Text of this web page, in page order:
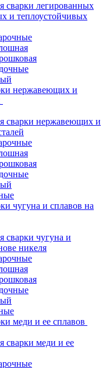
сварки легированных
и теплоустойчивых
нержавеющих и
сварки нержавеющих и
чугуна и сплавов на
сварки чугуна и
никеля
меди и ее сплавов
сварки меди и ее